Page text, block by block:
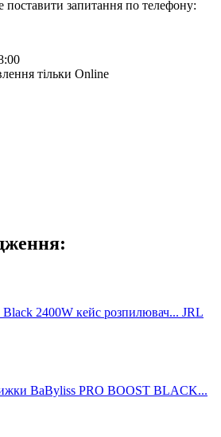
запитання по телефону:
тільки Online
2400W кейс розпилювач... JRL
BaByliss PRO BOOST BLACK...